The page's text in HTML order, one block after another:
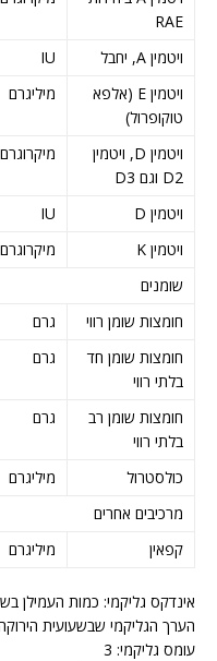
RAE
ויטמין A, יחבל IU
ויטמין E (אלפא
טוקופרול)
מיליגרם
ויטמין D, ויטמין
D2 וגם D3
מיקרוגרם
ויטמין D IU
ויטמין K
מיקרוגרם
שומנים
חומצות שומן רווי
גרם
חומצות שומן חד
בלתי רווי
גרם
חומצות שומן רב
בלתי רווי
גרם
כולסטרול מיליגרם
מרכיבים אחרים
קפאין
מיליגרם
אינדקס גליקמי: כמות העמילן
הערך הגליקמי שבשעועית
עומס גליקמי: 3